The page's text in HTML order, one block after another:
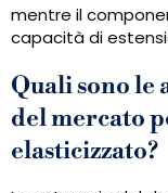
mentre il
capacità di
Quali sono le
del mercato
elasticizzato?